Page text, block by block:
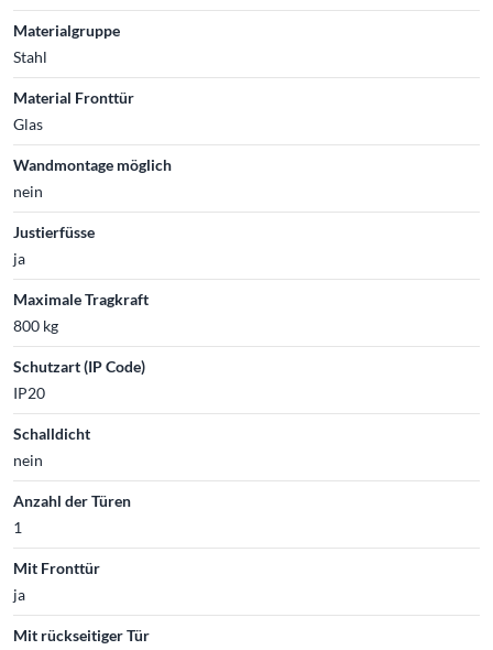
Materialgruppe
Stahl
Material Fronttür
Glas
Wandmontage möglich
nein
Justierfüsse
ja
Maximale Tragkraft
800 kg
Schutzart (IP Code)
IP20
Schalldicht
nein
Anzahl der Türen
1
Mit Fronttür
ja
Mit rückseitiger Tür